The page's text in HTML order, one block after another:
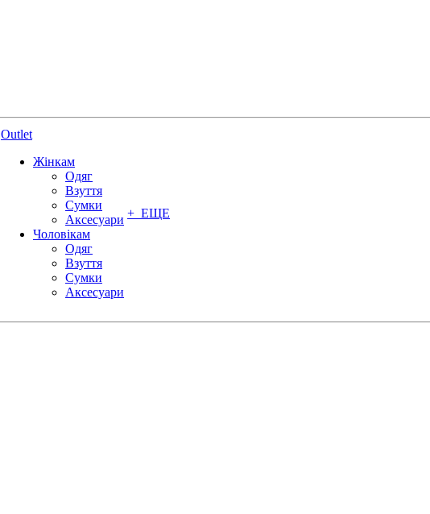
Outlet
Жінкам
Одяг
Взуття
Сумки
Аксесуари
Чоловікам
Одяг
Взуття
Сумки
Аксесуари
+ ЕЩЕ